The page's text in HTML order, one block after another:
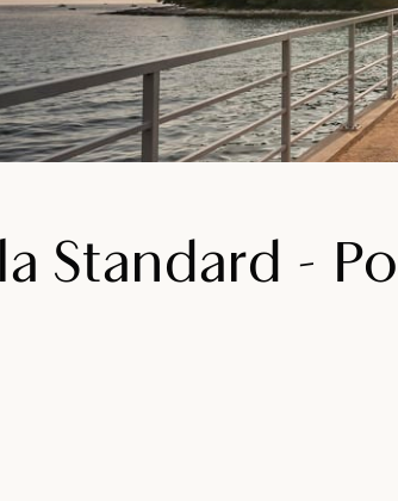
Standard -